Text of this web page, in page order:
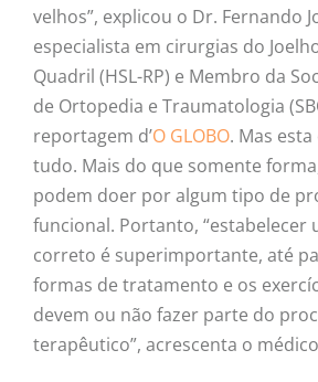
velhos”, explicou o Dr. Fernando
especialista em cirurgias do
Quadril (HSL-RP) e Membro da
de Ortopedia e Traumatologia
reportagem d’O GLOBO. Mas
tudo. Mais do que somente
podem doer por algum tipo de
funcional. Portanto, “estabelecer
correto é superimportante, até
formas de tratamento e os
devem ou não fazer parte do
terapêutico”, acrescenta o